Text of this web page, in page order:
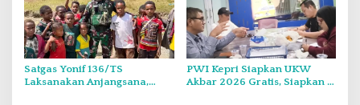
Satgas Yonif 136/TS
Laksanakan Anjangsana,
PWI Kepri Siapkan UKW
Akbar 2026 Gratis, Siapkan 6